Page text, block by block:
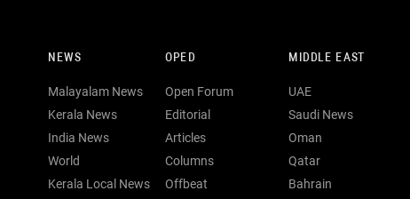
NEWS
Malayalam News
Kerala News
India News
World
Kerala Local News
OPED
Open Forum
Editorial
Articles
Columns
Offbeat
MIDDLE EAST
UAE
Saudi News
Oman
Qatar
Bahrain